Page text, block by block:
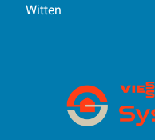
Witten